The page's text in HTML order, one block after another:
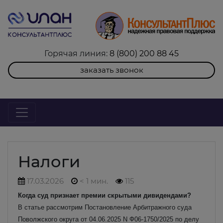
Горячая линия: 8 (800) 200 88 45
заказать звонок
Налоги
17.03.2026 < 1 мин. 115
Когда суд признает премии скрытыми дивидендами?
В статье рассмотрим Постановление Арбитражного суда
Поволжского округа от 04.06.2025 N Ф06-1750/2025 по делу